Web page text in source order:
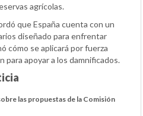
agrícolas.
que España cuenta con un
diseñado para enfrentar
cómo se aplicará por fuerza
para apoyar a los damnificados.
las propuestas de la Comisión